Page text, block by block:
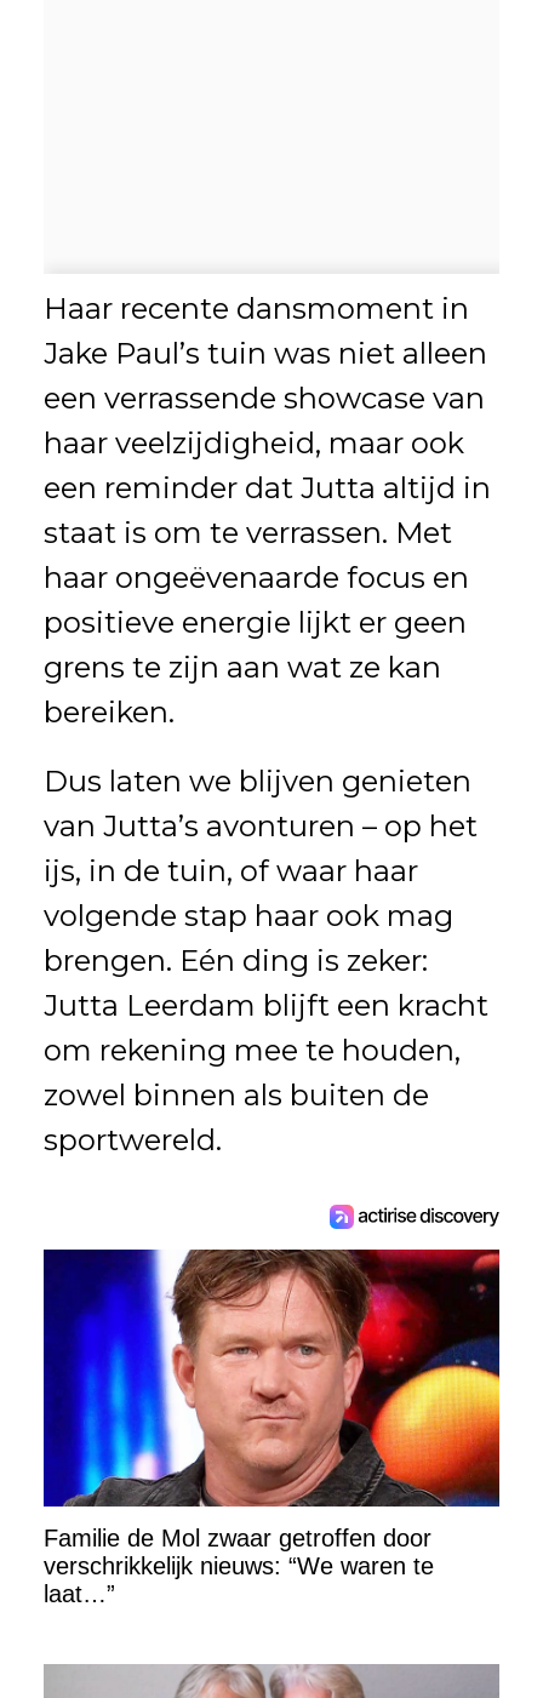
Haar recente dansmoment in
Jake Paul’s tuin was niet alleen
een verrassende showcase van
haar veelzijdigheid, maar ook
een reminder dat Jutta altijd in
staat is om te verrassen. Met
haar ongeëvenaarde focus en
positieve energie lijkt er geen
grens te zijn aan wat ze kan
bereiken.
Dus laten we blijven genieten
van Jutta’s avonturen – op het
ijs, in de tuin, of waar haar
volgende stap haar ook mag
brengen. Eén ding is zeker:
Jutta Leerdam blijft een kracht
om rekening mee te houden,
zowel binnen als buiten de
sportwereld.
Familie de Mol zwaar getroffen door
verschrikkelijk nieuws: “We waren te
laat…”